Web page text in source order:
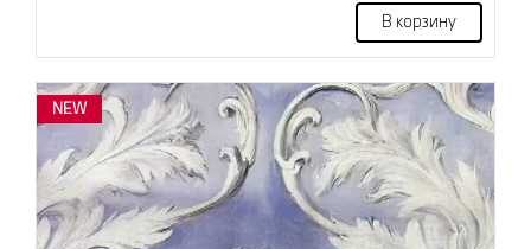
В корзину
NEW